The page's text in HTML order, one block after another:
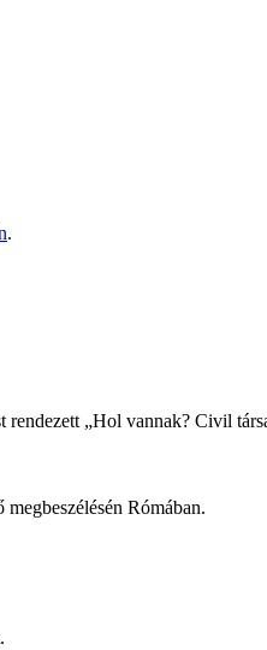
.
„Hol vannak? Civil
Rómában.